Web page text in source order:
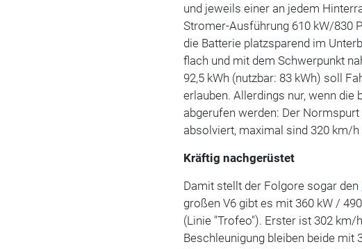
und jeweils einer an jedem
Stromer-Ausführung 610 kW/830
die Batterie platzsparend im
flach und mit dem Schwerpunkt
92,5 kWh (nutzbar: 83 kWh) soll
erlauben. Allerdings nur, wenn
abgerufen werden: Der
absolviert, maximal sind 320 km/
Kräftig nachgerüstet
Damit stellt der Folgore sogar den
großen V6 gibt es mit 360 kW /
(Linie "Trofeo"). Erster ist 302 km/
Beschleunigung bleiben beide mit